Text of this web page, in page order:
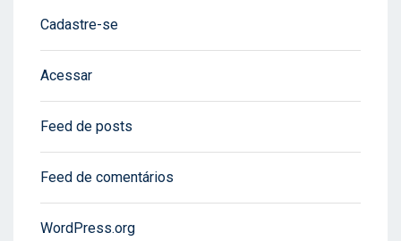
Cadastre-se
Acessar
Feed de posts
Feed de comentários
WordPress.org